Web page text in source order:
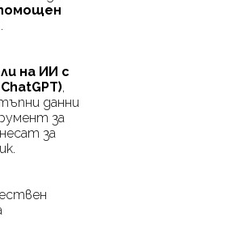
.
на ИИ с
ChatGPT),
данни
за
за